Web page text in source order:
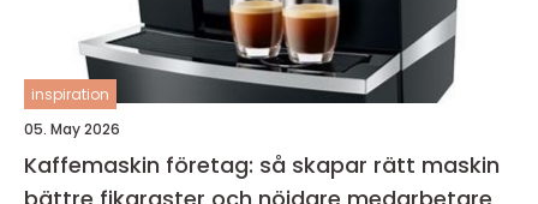
inspiration
05. May 2026
Kaffemaskin företag: så skapar rätt maskin